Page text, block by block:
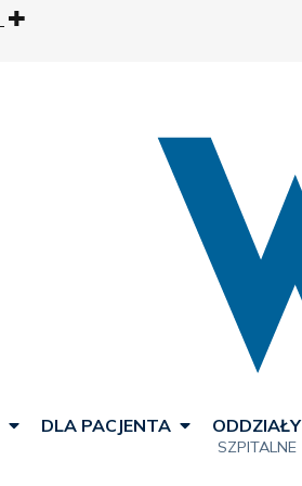
DLA PACJENTA ODDZIAŁY
SZPITALNE